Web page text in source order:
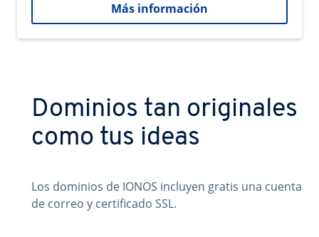
Más información
Dominios tan originales
como tus ideas
Los dominios de IONOS incluyen gratis una cuenta
de correo y certificado SSL.